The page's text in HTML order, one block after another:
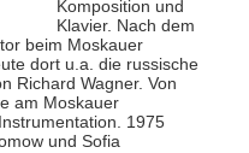
Komposition und
Klavier. Nach dem
beim Moskauer
dort u.a. die russische
Richard Wagner. Von
am Moskauer
1975
und Sofia